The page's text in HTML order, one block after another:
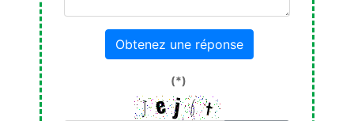
Obtenez une réponse
(*)